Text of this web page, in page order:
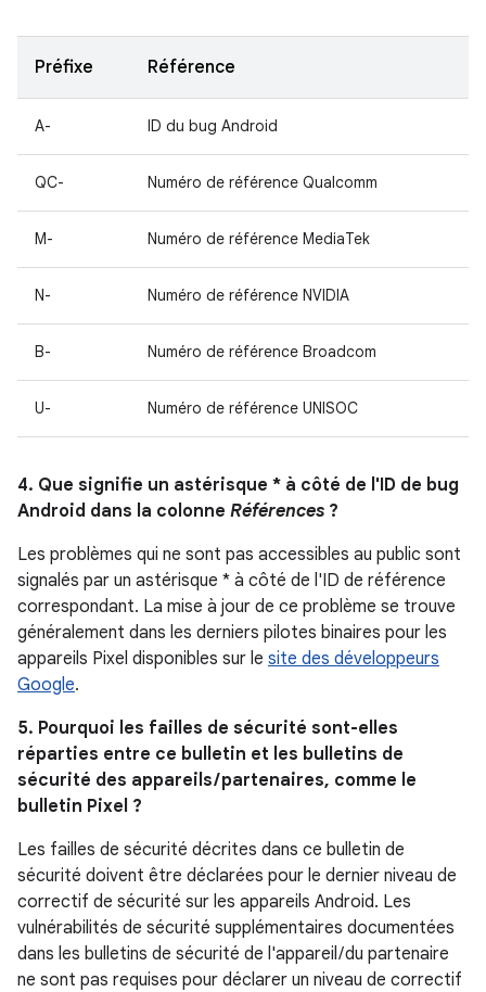
Préfixe Référence
A- ID du bug Android
QC- Numéro de référence Qualcomm
M- Numéro de référence MediaTek
N- Numéro de référence NVIDIA
B- Numéro de référence Broadcom
U- Numéro de référence UNISOC
4. Que signifie un astérisque * à côté de l'ID de bug
Android dans la colonne Références ?
Les problèmes qui ne sont pas accessibles au public sont
signalés par un astérisque * à côté de l'ID de référence
correspondant. La mise à jour de ce problème se trouve
généralement dans les derniers pilotes binaires pour les
appareils Pixel disponibles sur le site des développeurs
Google.
5. Pourquoi les failles de sécurité sont-elles
réparties entre ce bulletin et les bulletins de
sécurité des appareils / partenaires, comme le
bulletin Pixel ?
Les failles de sécurité décrites dans ce bulletin de
sécurité doivent être déclarées pour le dernier niveau de
correctif de sécurité sur les appareils Android. Les
vulnérabilités de sécurité supplémentaires documentées
dans les bulletins de sécurité de l'appareil / du partenaire
ne sont pas requises pour déclarer un niveau de correctif